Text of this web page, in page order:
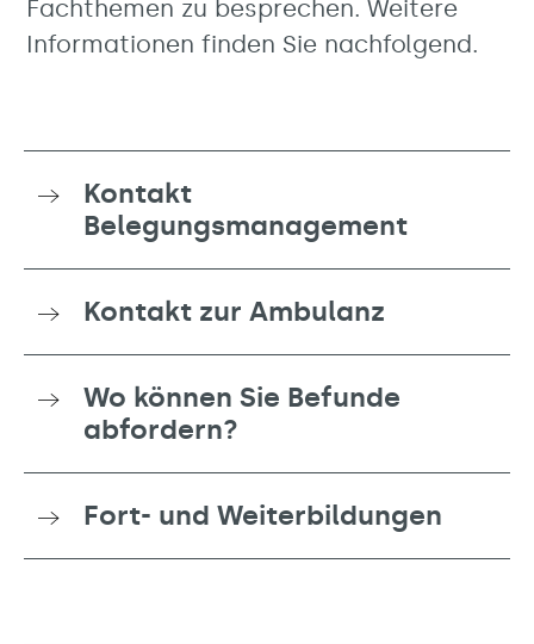
Fachthemen zu besprechen. Weitere
Informationen finden Sie nachfolgend.
Kontakt
Belegungsmanagement
Kontakt zur Ambulanz
Wo können Sie Befunde
abfordern?
Fort- und Weiterbildungen